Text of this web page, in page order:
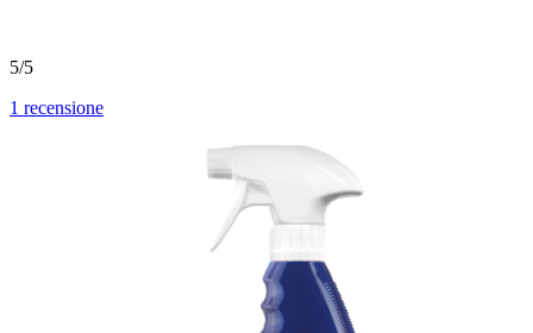
5/5
1 recensione